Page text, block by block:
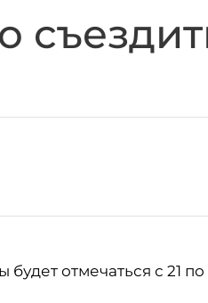
отмечаться с 21